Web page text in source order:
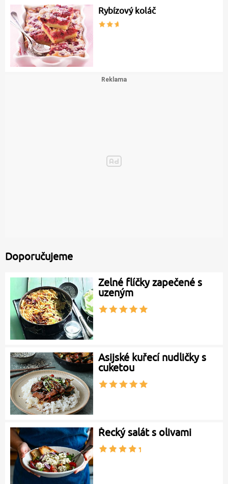
Rybízový koláč
Doporučujeme
Zelné flíčky zapečené s
uzeným
Asijské kuřecí nudličky s
cuketou
Řecký salát s olivami